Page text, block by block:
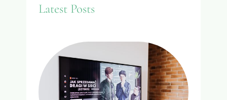
Latest Posts